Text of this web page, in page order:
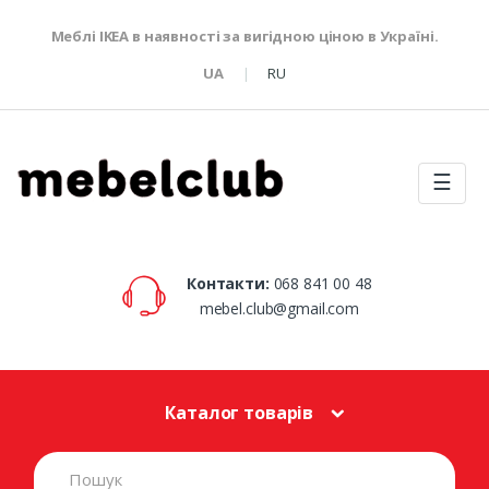
Меблі IKEA в наявності за вигідною ціною в Україні.
UA
RU
☰
Контакти: 068 841 00 48
mebel.club@gmail.com
Каталог товарів
S
e